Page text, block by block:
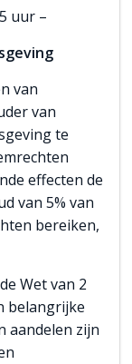
uur –
van
van
te
effecten de
van 5% van
bereiken,
Wet van 2
belangrijke
aandelen zijn